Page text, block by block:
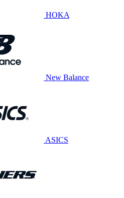
HOKA
New Balance
ASICS